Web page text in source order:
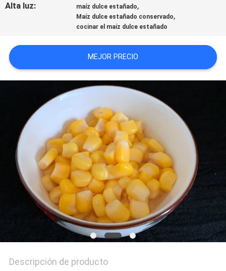
CITA
SITIO
PRIVACY
POLICY
Alta luz: maíz dulce estañado,
Maíz dulce estañado conservado,
cocinar el maíz dulce estañado
MEJOR PRECIO
Descripción de producto